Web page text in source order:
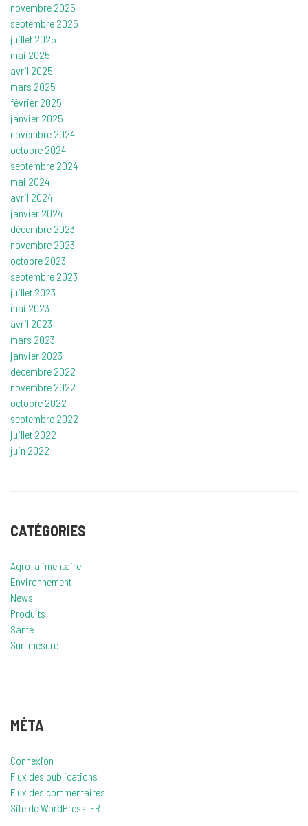
novembre 2025
septembre 2025
juillet 2025
mai 2025
avril 2025
mars 2025
février 2025
janvier 2025
novembre 2024
octobre 2024
septembre 2024
mai 2024
avril 2024
janvier 2024
décembre 2023
novembre 2023
octobre 2023
septembre 2023
juillet 2023
mai 2023
avril 2023
mars 2023
janvier 2023
décembre 2022
novembre 2022
octobre 2022
septembre 2022
juillet 2022
juin 2022
CATÉGORIES
Agro-alimentaire
Environnement
News
Produits
Santé
Sur-mesure
MÉTA
Connexion
Flux des publications
Flux des commentaires
Site de WordPress-FR